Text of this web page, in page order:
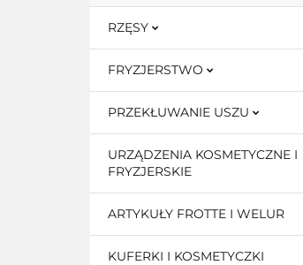
RZĘSY
FRYZJERSTWO
PRZEKŁUWANIE USZU
URZĄDZENIA KOSMETYCZNE I
FRYZJERSKIE
ARTYKUŁY FROTTE I WELUR
KUFERKI I KOSMETYCZKI